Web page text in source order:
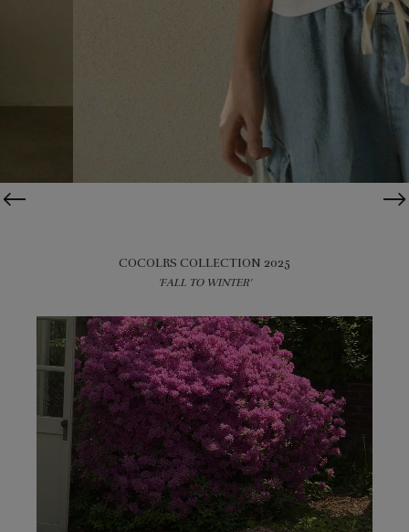
COCOLRS COLLECTION 2025
'FALL TO WINTER'